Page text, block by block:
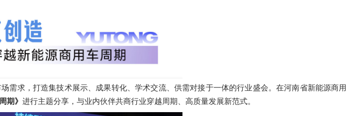
需求，打造集技术展示、成果转化、学术交流、供需对接于一体的行业盛会。在河南省新能源商用
期》 进行主题分享，与业内伙伴共商行业穿越周期、高质量发展新范式。